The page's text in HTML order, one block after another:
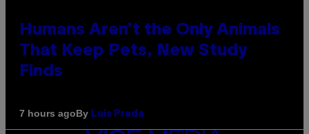
Humans Aren’t the Only Animals
That Keep Pets, New Study
Finds
7 hours agoBy Luis Prada